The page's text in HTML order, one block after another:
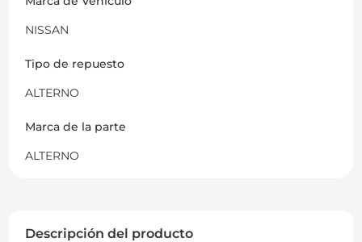
NISSAN
Tipo de repuesto
ALTERNO
Marca de la parte
ALTERNO
Descripción del producto